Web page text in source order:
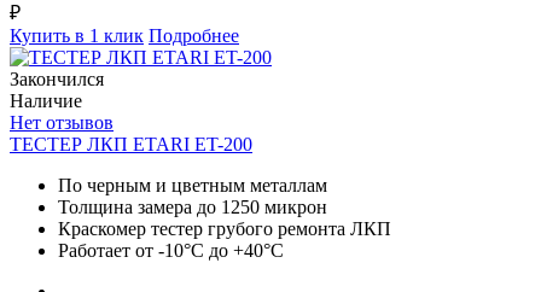
₽
Купить в 1 клик Подробнее
Закончился
Наличие
Нет отзывов
ТЕСТЕР ЛКП ETARI ET-200
По черным и цветным металлам
Толщина замера до 1250 микрон
Краскомер тестер грубого ремонта ЛКП
Работает от -10°C до +40°C